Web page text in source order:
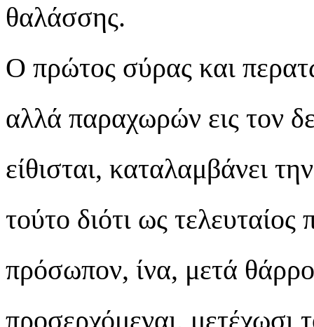
θαλάσσης.
Ο πρώτος σύρας και
αλλά παραχωρών εις τον
είθισται, καταλαμβάνει
τούτο διότι ως
πρόσωπον, ίνα, μετά
προσερχόμεναι, μετέχωσι